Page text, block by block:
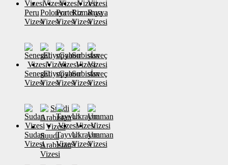
Peru
Vizesi
Polonya
Vizesi
Portekiz
Vizesi
Romanya
Vizesi
Rusya
Vizesi
Senegal
Vizesi
sEtiyopya
Vizesi
sGabon
Vizesi
Sırbistan
Vizesi
sİsveç
Vizesi
Sudan
Vizesi
Suudi
Arabistan
Vizesi
Tayvan
Vizesi
Ukrayna
Vizesi
Umman
Vizesi